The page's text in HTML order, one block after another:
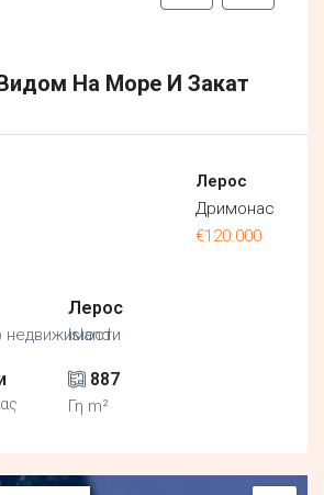
На Море И Закат
Лерос
Дримонас
€120.000
недвижимости
Лерос
Island
887
Γη m²